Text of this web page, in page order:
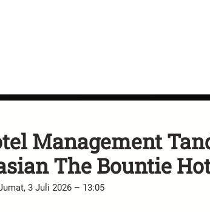
Management
The Bountie
3 Juli 2026 – 13:05